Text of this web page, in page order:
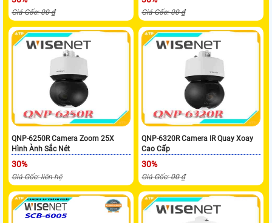
Giá Gốc: 00 ₫ Giá Gốc: 00 ₫
QNP-6250R Camera Zoom 25X
Hình Ành Sắc Nét
30%
Giá Gốc: liên hệ
QNP-6320R Camera IR Quay Xoay
Cao Cấp
30%
Giá Gốc: 00 ₫